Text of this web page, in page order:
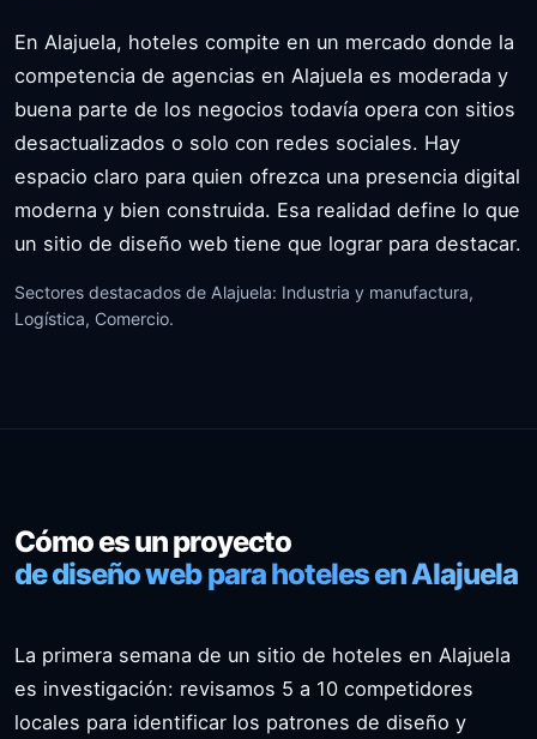
En Alajuela, hoteles compite en un mercado donde la
competencia de agencias en Alajuela es moderada y
buena parte de los negocios todavía opera con sitios
desactualizados o solo con redes sociales. Hay
espacio claro para quien ofrezca una presencia digital
moderna y bien construida. Esa realidad define lo que
un sitio de diseño web tiene que lograr para destacar.
Sectores destacados de Alajuela: Industria y manufactura,
Logística, Comercio.
Cómo es un proyecto
de diseño web para hoteles en Alajuela
La primera semana de un sitio de hoteles en Alajuela
es investigación: revisamos 5 a 10 competidores
locales para identificar los patrones de diseño y